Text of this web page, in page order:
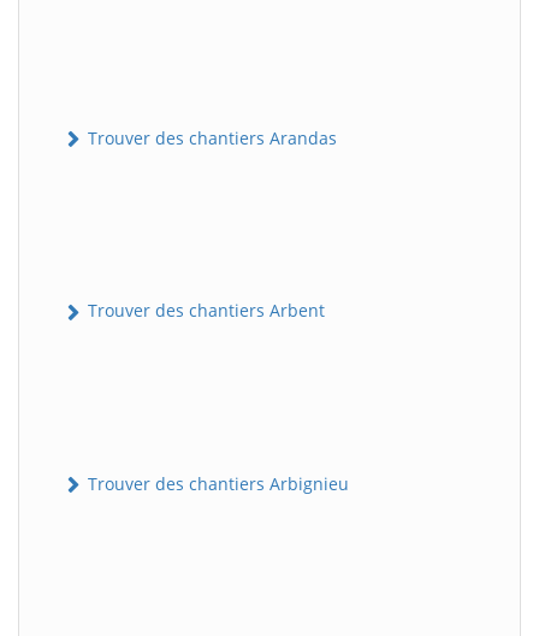
Trouver des chantiers Arandas
Trouver des chantiers Arbent
Trouver des chantiers Arbignieu